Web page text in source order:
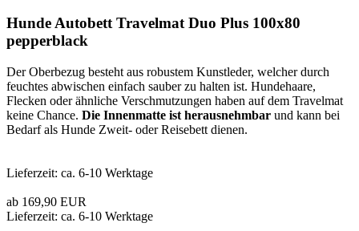
Hunde Autobett Travelmat Duo Plus 100x80
pepperblack
Der Oberbezug besteht aus robustem Kunstleder, welcher durch
feuchtes abwischen einfach sauber zu halten ist. Hundehaare,
Flecken oder ähnliche Verschmutzungen haben auf dem Travelmat
keine Chance. Die Innenmatte ist herausnehmbar und kann bei
Bedarf als Hunde Zweit- oder Reisebett dienen.
Lieferzeit: ca. 6-10 Werktage
ab 169,90 EUR
Lieferzeit: ca. 6-10 Werktage